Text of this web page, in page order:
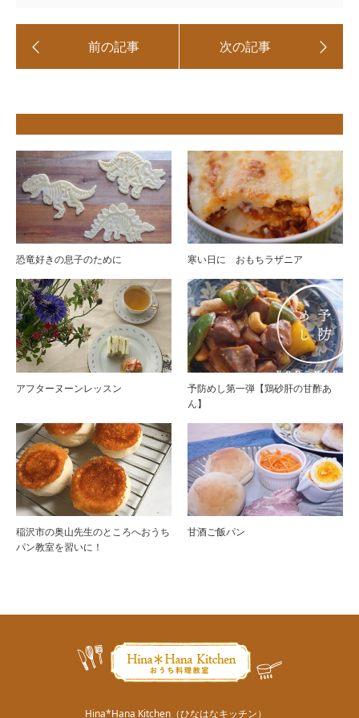
恐竜好きの息子のために 寒い日に おもちラザニア
アフターヌーンレッスン
予防めし第一弾【鶏砂肝の甘酢あ
ん】
稲沢市の奥山先生のところへおうち
パン教室を習いに！
甘酒ご飯パン
Hina*Hana Kitchen（ひなはなキッチン）